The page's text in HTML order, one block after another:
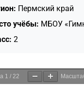
Пермский край
учёбы: МБОУ
2
1 / 22